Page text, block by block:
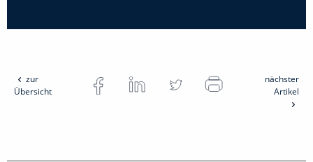
zur
Übersicht
nächster
Artikel